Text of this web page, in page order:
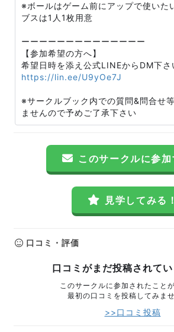
※ボールはゲーム前にアップで使いた
ブスは1人1枚用意
ーーーーーーーーーーーーーー
【参加希望の方へ】
希望日時を添え公式LINEからDM下さ
https://lin.ee/U9yOe7J
※サークルブック内での質問&問合せ
ませんので予めご了承下さい
このサークルに参加
見学してみる！
口コミ・評価
口コミがまだ投稿されてい
このサークルに参加されたこと
最初の口コミを投稿してみま
>>口コミ投稿